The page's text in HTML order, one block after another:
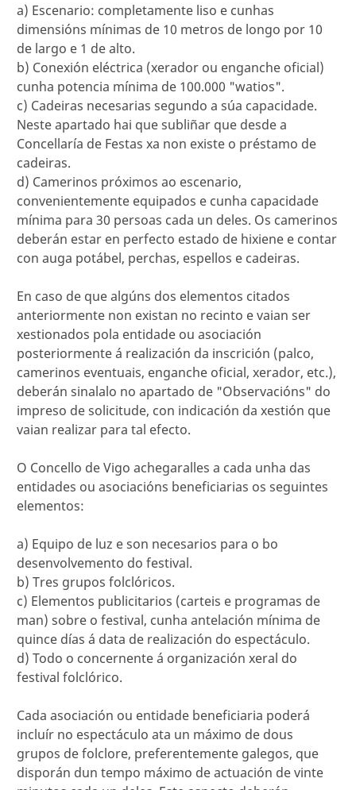
a) Escenario: completamente liso e cunhas
dimensións mínimas de 10 metros de longo por 10
de largo e 1 de alto.
b) Conexión eléctrica (xerador ou enganche oficial)
cunha potencia mínima de 100.000 "watios".
c) Cadeiras necesarias segundo a súa capacidade.
Neste apartado hai que subliñar que desde a
Concellaría de Festas xa non existe o préstamo de
cadeiras.
d) Camerinos próximos ao escenario,
convenientemente equipados e cunha capacidade
mínima para 30 persoas cada un deles. Os camerinos
deberán estar en perfecto estado de hixiene e contar
con auga potábel, perchas, espellos e cadeiras.
En caso de que algúns dos elementos citados
anteriormente non existan no recinto e vaian ser
xestionados pola entidade ou asociación
posteriormente á realización da inscrición (palco,
camerinos eventuais, enganche oficial, xerador, etc.),
deberán sinalalo no apartado de "Observacións" do
impreso de solicitude, con indicación da xestión que
vaian realizar para tal efecto.
O Concello de Vigo achegaralles a cada unha das
entidades ou asociacións beneficiarias os seguintes
elementos:
a) Equipo de luz e son necesarios para o bo
desenvolvemento do festival.
b) Tres grupos folclóricos.
c) Elementos publicitarios (carteis e programas de
man) sobre o festival, cunha antelación mínima de
quince días á data de realización do espectáculo.
d) Todo o concernente á organización xeral do
festival folclórico.
Cada asociación ou entidade beneficiaria poderá
incluír no espectáculo ata un máximo de dous
grupos de folclore, preferentemente galegos, que
disporán dun tempo máximo de actuación de vinte